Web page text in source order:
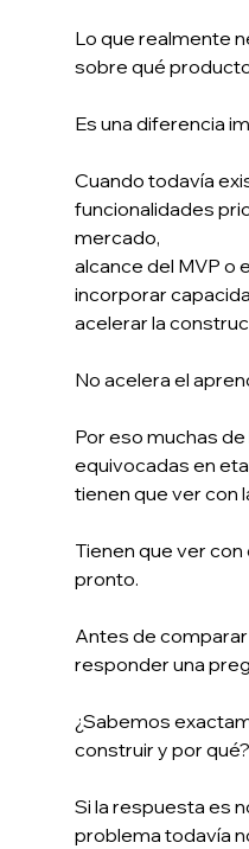
Lo que realmente
sobre qué
Es una diferencia
Cuando todavía
funcionalidades
mercado,
alcance del MVP o
incorporar
acelerar la
No acelera el
Por eso muchas
equivocadas en
tienen que ver con
Tienen que ver
pronto.
Antes de
responder una
¿Sabemos
construir y por qué?
Si la respuesta es
problema todavía